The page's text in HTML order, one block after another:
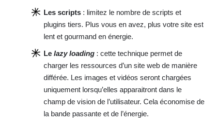
Les scripts : limitez le nombre de scripts et
plugins tiers. Plus vous en avez, plus votre site est
lent et gourmand en énergie.
Le lazy loading : cette technique permet de
charger les ressources d’un site web de manière
différée. Les images et vidéos seront chargées
uniquement lorsqu’elles apparaitront dans le
champ de vision de l’utilisateur. Cela économise de
la bande passante et de l’énergie.